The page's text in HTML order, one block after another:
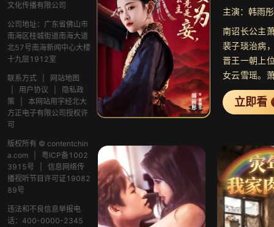
文化传播有限公司
公司地址：广东省佛山市
南海区桂城街道南海大道
北57号南海新闻中心大楼
十九层1912室
联系方式
网站地图
用户协议
隐私政
策
本网站用字经北大
方正电子有限公司授权许
可
版权所有 © contentchin
a.com
粤ICP备1002
3915号
信息网络传
播视听节目许可证19082
89号
违法和不良信息举报电
话：400-0000-2345
主演：韩雨
南诏长公主
裴子琰治病
晋王一朝上
女云雪瑶。
子琰的一切
在雍朝受到
立即看